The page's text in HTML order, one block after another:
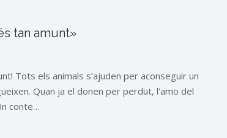
tan amunt»
Tots els animals s’ajuden per aconseguir un
Quan ja el donen per perdut, l’amo del
conte…